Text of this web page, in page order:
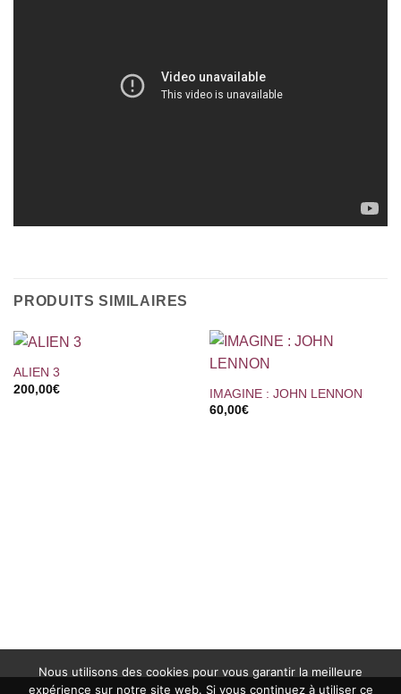
PRODUITS SIMILAIRES
ALIEN 3
200,00€
IMAGINE : JOHN LENNON
60,00€
Nous utilisons des cookies pour vous garantir la meilleure
expérience sur notre site web. Si vous continuez à utiliser ce